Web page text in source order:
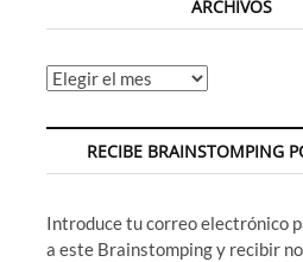
ARCHIVOS
Archivos
RECIBE BRAINSTOMPING
Introduce tu correo electrónico
a este Brainstomping y recibir